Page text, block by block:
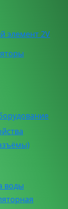
элемент 2V
воды